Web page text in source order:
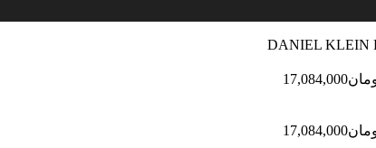
17,084,000
17,084,000